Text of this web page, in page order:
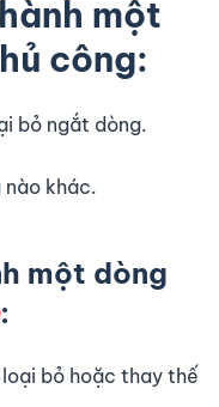
một
công:
bỏ ngắt dòng.
khác.
một dòng
:
bỏ hoặc thay thế